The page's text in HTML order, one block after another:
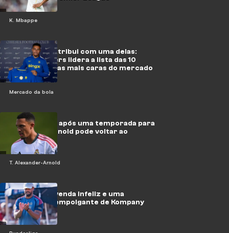
K. Mbappe
Mercado da bola
O Al-Hilal contribui com uma delas:
Morgan Rogers lidera a lista das 10
transferências mais caras do mercado
de verão
T. Alexander-Arnold
Nova ameaça após uma temporada para
esquecer: Arnold pode voltar ao
Liverpool?
Candidato à venda infeliz e uma
experiência empolgante de Kompany